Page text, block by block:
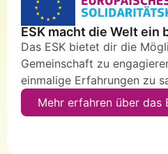
ESK macht die Welt ein
Das ESK bietet dir die
Gemeinschaft zu
einmalige Erfahrungen zu
Mehr erfahren über das